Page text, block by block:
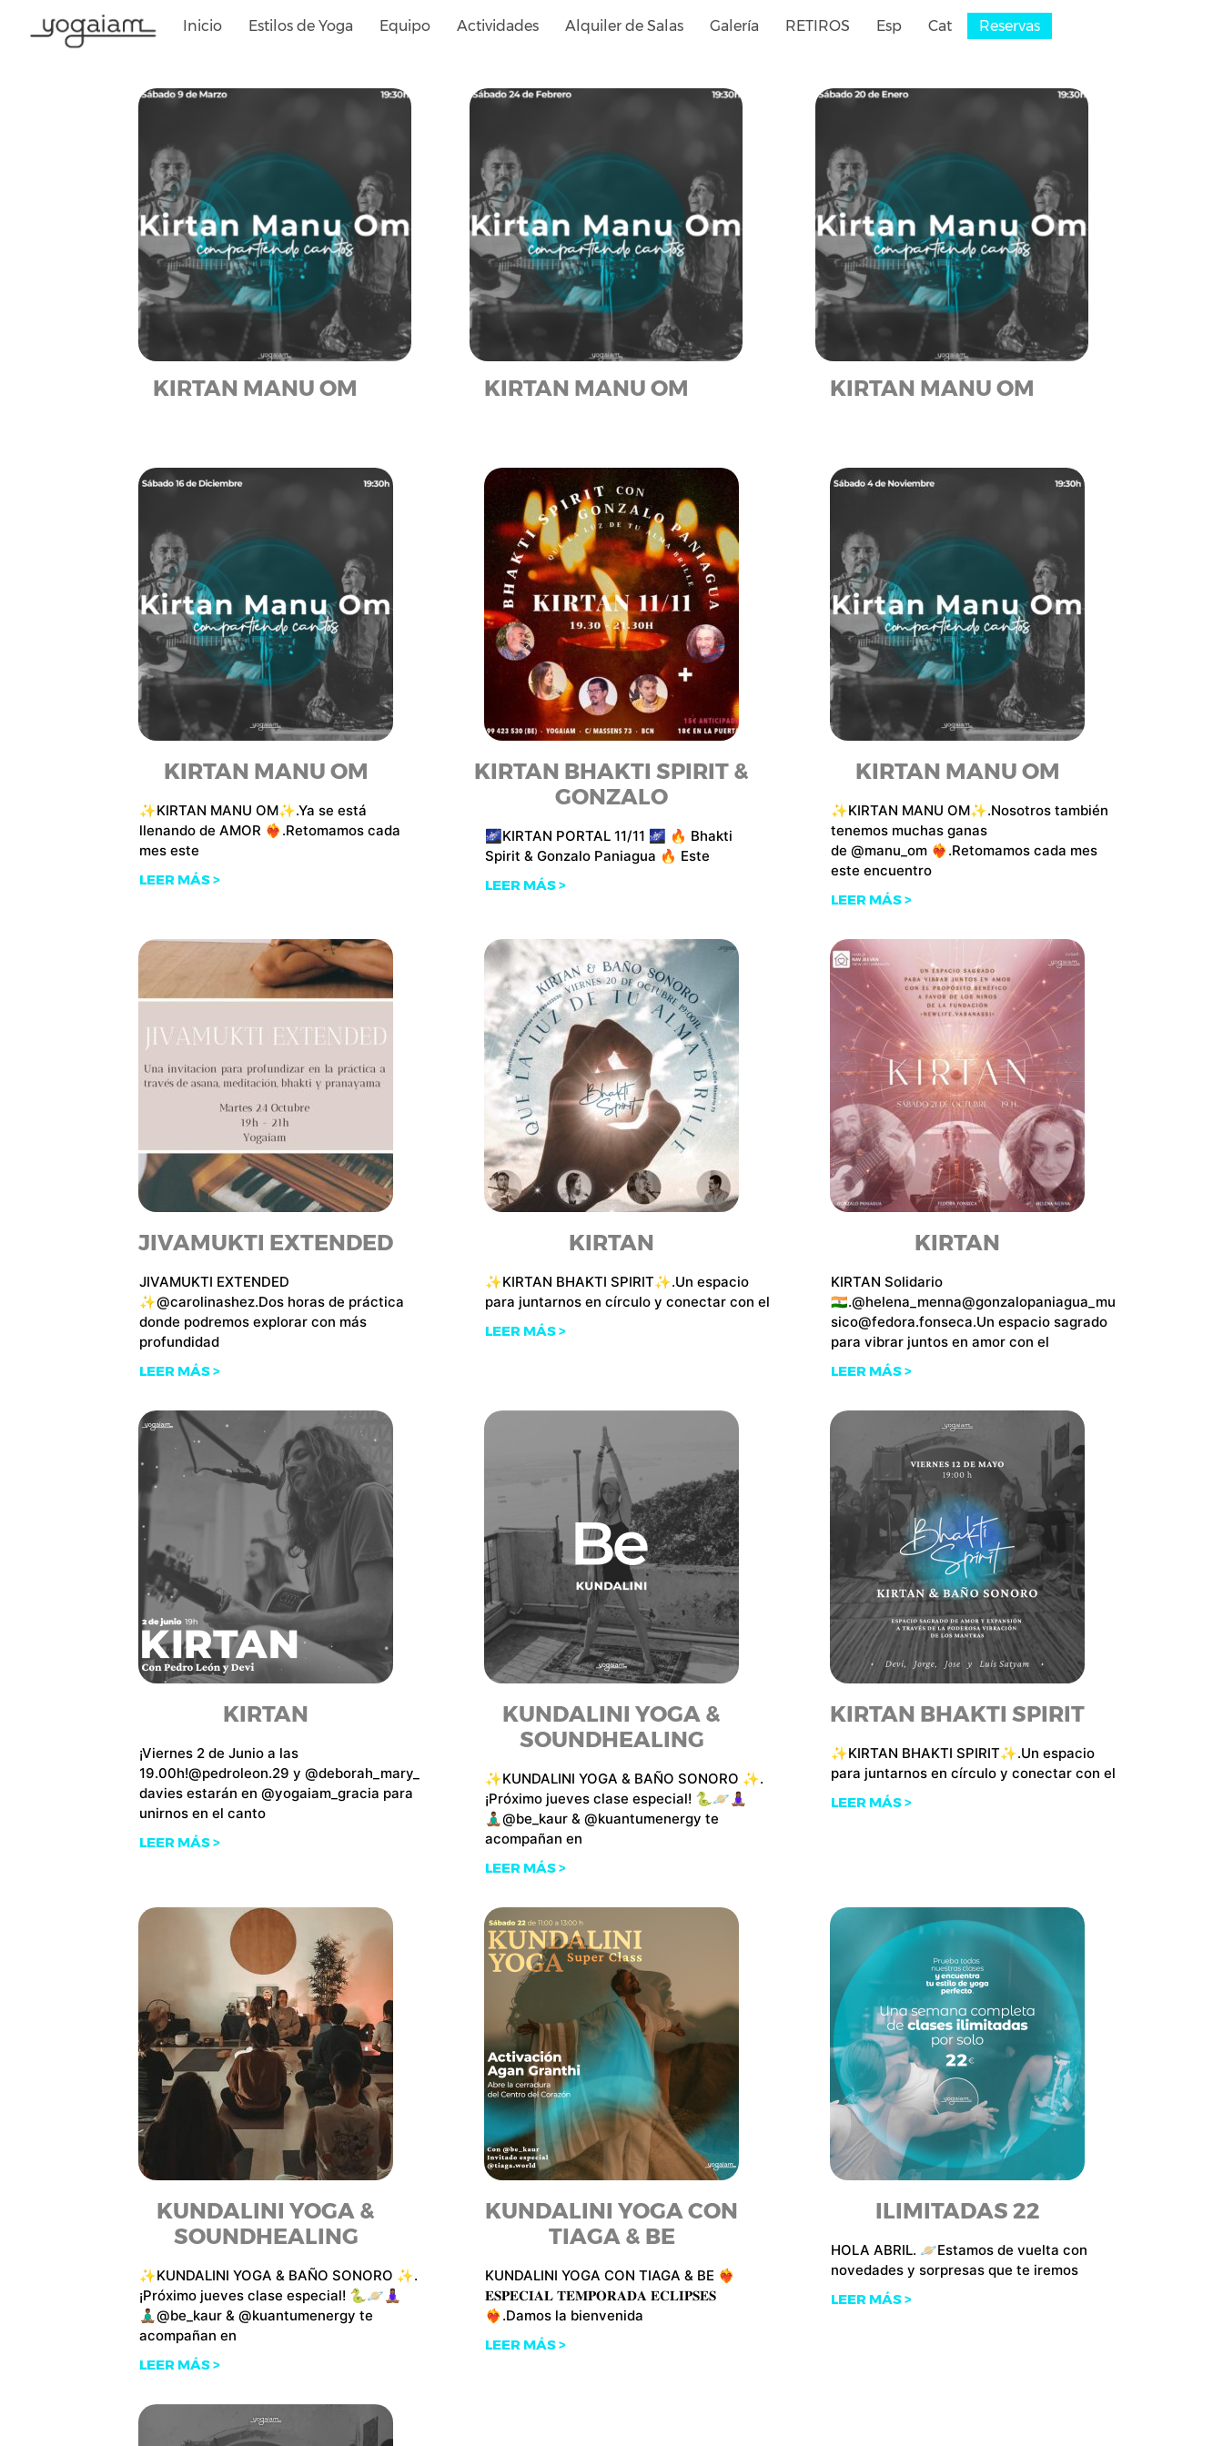
Inicio Estilos de Yoga Equipo Actividades Alquiler de Salas Galería RETIROS Esp Cat Reservas
KIRTAN MANU OM KIRTAN MANU OM KIRTAN MANU OM
KIRTAN MANU OM
✨KIRTAN MANU OM✨.Ya se está
llenando de AMOR ❤️‍🔥.Retomamos cada
mes este
LEER MÁS >
KIRTAN BHAKTI SPIRIT &
GONZALO
🌌KIRTAN PORTAL 11/11 🌌 🔥 Bhakti
Spirit & Gonzalo Paniagua 🔥 Este
LEER MÁS >
KIRTAN MANU OM
✨KIRTAN MANU OM✨.Nosotros también
tenemos muchas ganas
de @manu_om ❤️‍🔥.Retomamos cada mes
este encuentro
LEER MÁS >
JIVAMUKTI EXTENDED
JIVAMUKTI EXTENDED
✨@carolinashez.Dos horas de práctica
donde podremos explorar con más
profundidad
LEER MÁS >
KIRTAN
✨KIRTAN BHAKTI SPIRIT✨.Un espacio
para juntarnos en círculo y conectar con el
LEER MÁS >
KIRTAN
KIRTAN Solidario
🇮🇳.@helena_menna@gonzalopaniagua_mu
sico@fedora.fonseca.Un espacio sagrado
para vibrar juntos en amor con el
LEER MÁS >
KIRTAN
¡Viernes 2 de Junio a las
19.00h!@pedroleon.29 y @deborah_mary_
davies estarán en @yogaiam_gracia para
unirnos en el canto
LEER MÁS >
KUNDALINI YOGA &
SOUNDHEALING
✨KUNDALINI YOGA & BAÑO SONORO ✨.
¡Próximo jueves clase especial! 🐍🪐🧘🏾‍♀️
🧘🏾‍♂️@be_kaur & @kuantumenergy te
acompañan en
LEER MÁS >
KIRTAN BHAKTI SPIRIT
✨KIRTAN BHAKTI SPIRIT✨.Un espacio
para juntarnos en círculo y conectar con el
LEER MÁS >
KUNDALINI YOGA &
SOUNDHEALING
✨KUNDALINI YOGA & BAÑO SONORO ✨.
¡Próximo jueves clase especial! 🐍🪐🧘🏾‍♀️
🧘🏾‍♂️@be_kaur & @kuantumenergy te
acompañan en
LEER MÁS >
KUNDALINI YOGA CON
TIAGA & BE
KUNDALINI YOGA CON TIAGA & BE ❤️‍🔥
𝐄𝐒𝐏𝐄𝐂𝐈𝐀𝐋 𝐓𝐄𝐌𝐏𝐎𝐑𝐀𝐃𝐀 𝐄𝐂𝐋𝐈𝐏𝐒𝐄𝐒
❤️‍🔥.Damos la bienvenida
LEER MÁS >
ILIMITADAS 22
HOLA ABRIL. 🪐Estamos de vuelta con
novedades y sorpresas que te iremos
LEER MÁS >